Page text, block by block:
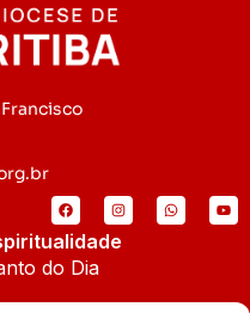
do Dia